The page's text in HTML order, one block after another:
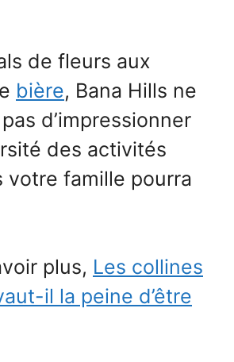
de fleurs aux
bière, Bana Hills ne
d’impressionner
des activités
votre famille pourra
plus, Les collines
il la peine d’être